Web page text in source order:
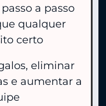
a passo
qualquer
certo
eliminar
e aumentar a